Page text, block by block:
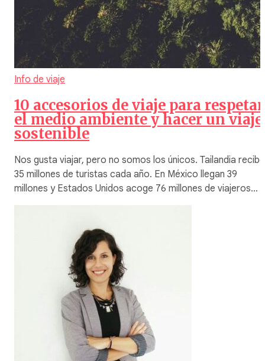
Info de viaje
10 accesorios de viaje para respetar
el medio ambiente y hacer un viaje
sostenible
Nos gusta viajar, pero no somos los únicos. Tailandia recibe
35 millones de turistas cada año. En México llegan 39
millones y Estados Unidos acoge 76 millones de viajeros…